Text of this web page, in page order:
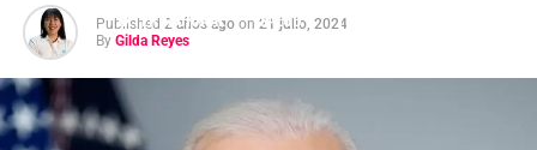
INTERNACIONAL SALUD TENDENCIAS
Published 2 años ago on 21 julio, 2024
By Gilda Reyes